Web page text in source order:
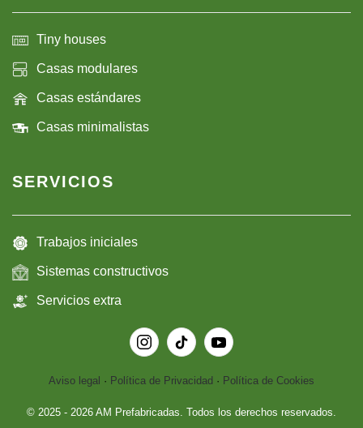
Tiny houses
Casas modulares
Casas estándares
Casas minimalistas
SERVICIOS
Trabajos iniciales
Sistemas constructivos
Servicios extra
Aviso legal · Política de Privacidad · Política de Cookies
© 2025 - 2026 AM Prefabricadas. Todos los derechos reservados.